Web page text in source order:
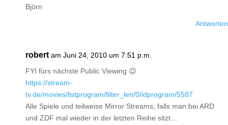
Björn
Antworten
robert am Juni 24, 2010 um 7:51 p.m.
FYI fürs nächste Public Viewing 😉
https://stream-
tv.de/movies/listprogram/filter_len/0/idprogram/5587
Alle Spiele und teilweise Mirror Streams, falls man bei ARD
und ZDF mal wieder in der letzten Reihe sitzt…